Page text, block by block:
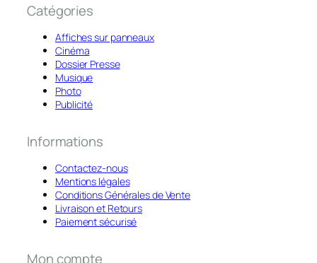
Catégories
Affiches sur panneaux
Cinéma
Dossier Presse
Musique
Photo
Publicité
Informations
Contactez-nous
Mentions légales
Conditions Générales de Vente
Livraison et Retours
Paiement sécurisé
Mon compte